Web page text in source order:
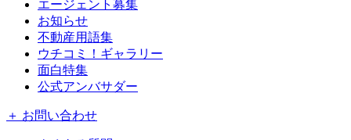
エージェント募集
お知らせ
不動産用語集
ウチコミ！ギャラリー
面白特集
公式アンバサダー
＋ お問い合わせ